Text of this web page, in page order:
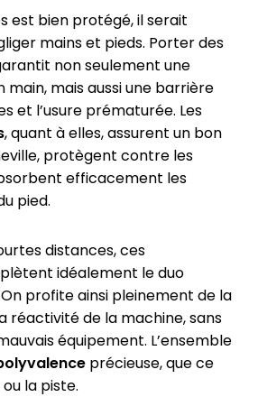
est bien protégé, il serait
mains et pieds. Porter des
non seulement une
main, mais aussi une barrière
et l’usure prématurée. Les
, quant à elles, assurent un bon
protègent contre les
efficacement les
pied.
distances, ces
idéalement le duo
profite ainsi pleinement de la
réactivité de la machine, sans
équipement. L’ensemble
précieuse, que ce
la piste.